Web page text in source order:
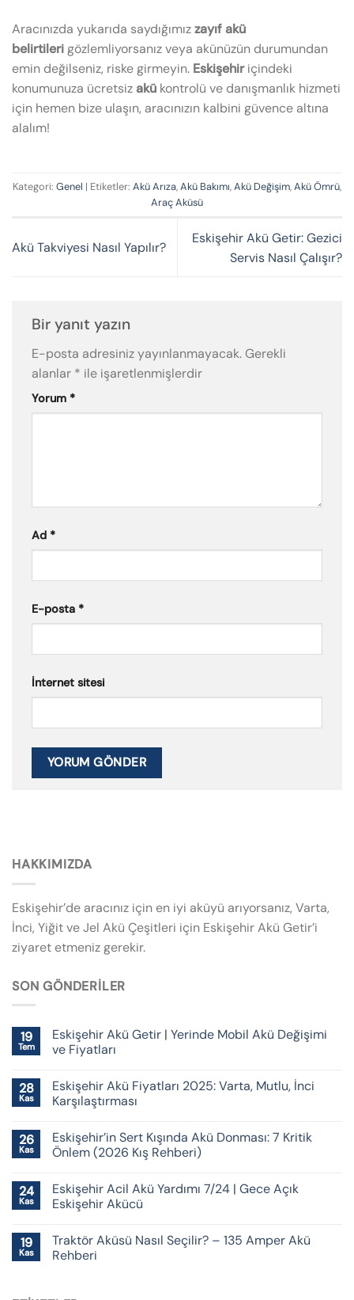
Aracınızda yukarıda saydığımızzayıf akü
belirtilerigözlemliyorsanız veya akünüzün durumundan
emin değilseniz, riske girmeyin. Eskişehiriçindeki
konumunuza ücretsiz akü kontrolü ve danışmanlık hizmeti
için hemen bize ulaşın, aracınızın kalbini güvence altına
alalım!
Kategori: Genel | Etiketler: Akü Arıza,Akü Bakımı,Akü Değişim,Akü Ömrü,
Araç Aküsü
Akü Takviyesi Nasıl Yapılır?
Eskişehir Akü Getir: Gezici
Servis Nasıl Çalışır?
Bir yanıt yazın
E-posta adresiniz yayınlanmayacak.Gerekli
alanlar * ile işaretlenmişlerdir
Yorum *
Ad *
E-posta *
İnternet sitesi
HAKKIMIZDA
Eskişehir’de aracınız için en iyi aküyü arıyorsanız, Varta,
İnci, Yiğit ve Jel Akü Çeşitleri için Eskişehir Akü Getir’i
ziyaret etmeniz gerekir.
SON GÖNDERILER
19
Tem
Eskişehir Akü Getir | Yerinde Mobil Akü Değişimi
ve Fiyatları
28
Kas
Eskişehir Akü Fiyatları 2025: Varta, Mutlu, İnci
Karşılaştırması
26
Kas
Eskişehir’in Sert Kışında Akü Donması: 7 Kritik
Önlem (2026 Kış Rehberi)
24
Kas
Eskişehir Acil Akü Yardımı 7/24 | Gece Açık
Eskişehir Akücü
19
Kas
Traktör Aküsü Nasıl Seçilir? – 135 Amper Akü
Rehberi